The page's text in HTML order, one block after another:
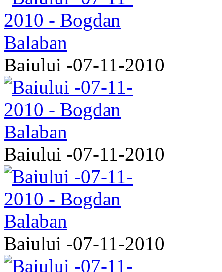
Baiului -07-11-2010
Baiului -07-11-2010
Baiului -07-11-2010